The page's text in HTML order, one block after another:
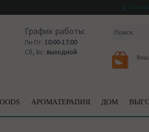
График работы:
Пн-Пт: 10:00-17:00
Сб, Вс: выходной
АРОМАТЕРАПИЯ ДОМ